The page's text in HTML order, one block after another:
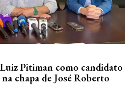
Pitiman como candidato
chapa de José Roberto